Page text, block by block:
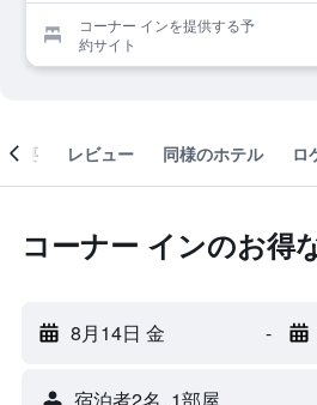
コーナー インを提供する予
約サイト
概要 レビュー 同様のホテル ロ
コーナー インのお得
8月14日 金 -